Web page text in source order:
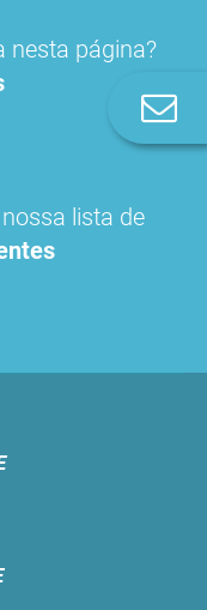
nesta página?
lista de